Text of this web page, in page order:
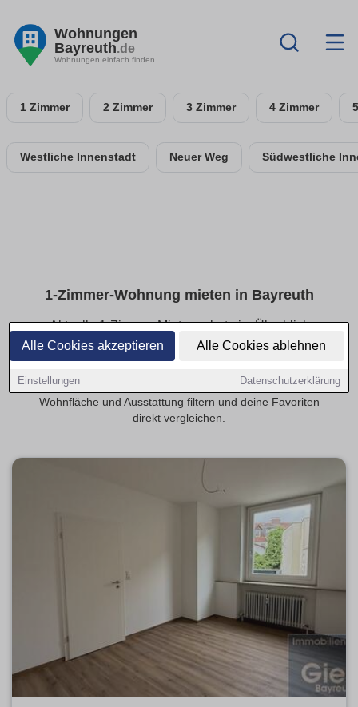
Alle Cookies akzeptieren Alle Cookies ablehnen
Einstellungen Datenschutzerklärung
Wohnungen
Bayreuth.de
Wohnungen einfach finden
1 Zimmer 2 Zimmer 3 Zimmer 4 Zimmer
Westliche Innenstadt Neuer Weg Südwestliche
1-Zimmer-Wohnung mieten in Bayreuth
Aktuelle 1-Zimmer-Mietangebote im Überblick
Finde deine 1-Zimmer-Wohnung in Bayreuth – ideal für
Bayreuth.de kannst du aktuelle Angebote nach Mietpreis,
Wohnfläche und Ausstattung filtern und deine Favoriten
direkt vergleichen.